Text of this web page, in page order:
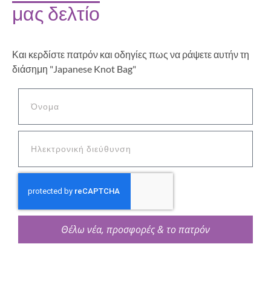
μας δελτίο
Και κερδίστε πατρόν και οδηγίες πως να ράψετε αυτήν τη
διάσημη "Japanese Knot Bag"
Θέλω νέα, προσφορές & το πατρόν